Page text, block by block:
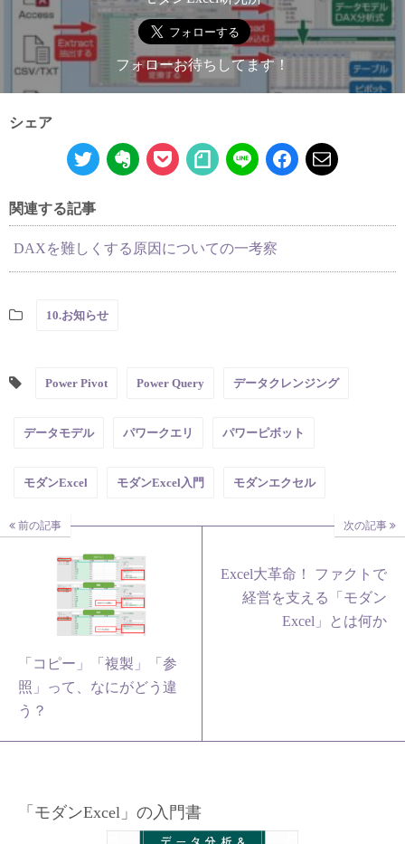
フォローお待ちしてます！
シェア
関連する記事
DAXを難しくする原因についての一考察
10.お知らせ
Power Pivot Power Query データクレンジング
データモデル パワークエリ パワーピボット
モダンExcel モダンExcel入門 モダンエクセル
前の記事
「コピー」「複製」「参
照」って、なにがどう違
う？
次の記事
Excel大革命！ ファクトで
経営を支える「モダン
Excel」とは何か
「モダンExcel」の入門書